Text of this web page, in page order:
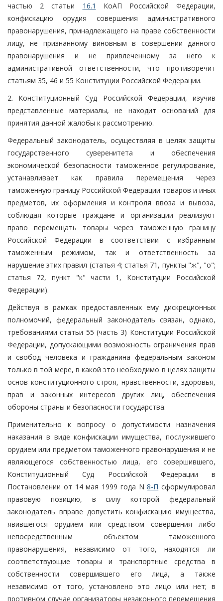
частью 2 статьи 16.1
КоАП Российской Федерации,
конфискацию орудия совершения административного
правонарушения, принадлежащего на праве собственности
лицу, не признанному виновным в совершении данного
правонарушения и не привлеченному за него к
административной ответственности, что противоречит
статьям 35, 46 и 55 Конституции Российской Федерации.
2. Конституционный Суд Российской Федерации, изучив
представленные материалы, не находит оснований для
принятия данной жалобы к рассмотрению.
Федеральный законодатель, осуществляя в целях защиты
государственного суверенитета и обеспечения
экономической безопасности таможенное регулирование,
устанавливает как правила перемещения через
таможенную границу Российской Федерации товаров и иных
предметов, их оформления и контроля ввоза и вывоза,
соблюдая которые граждане и организации реализуют
право перемещать товары через таможенную границу
Российской Федерации в соответствии с избранным
таможенным режимом, так и ответственность за
нарушение этих правил (статья 4; статья 71, пункты "ж", "о";
статья 72, пункт "к" части 1, Конституции Российской
Федерации).
Действуя в рамках предоставленных ему дискреционных
полномочий, федеральный законодатель связан, однако,
требованиями статьи 55 (часть 3) Конституции Российской
Федерации, допускающими возможность ограничения прав
и свобод человека и гражданина федеральным законом
только в той мере, в какой это необходимо в целях защиты
основ конституционного строя, нравственности, здоровья,
прав и законных интересов других лиц, обеспечения
обороны страны и безопасности государства.
Применительно к вопросу о допустимости назначения
наказания в виде конфискации имущества, послужившего
орудием или предметом таможенного правонарушения и не
являющегося собственностью лица, его совершившего,
Конституционный Суд Российской Федерации в
Постановлении от 14 мая 1999 года N8-П сформулировал
правовую позицию, в силу которой федеральный
законодатель вправе допустить конфискацию имущества,
явившегося орудием или средством совершения либо
непосредственным объектом таможенного
правонарушения, независимо от того, находятся ли
соответствующие товары и транспортные средства в
собственности совершившего его лица, а также
независимо от того, установлено это лицо или нет; в
противном случае организаторы незаконного перемещения